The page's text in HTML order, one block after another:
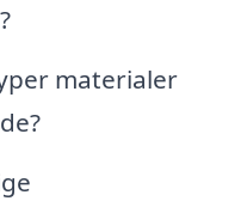
materialer